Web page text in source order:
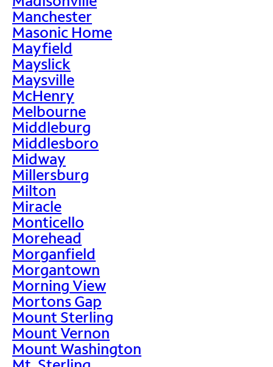
Manchester
Masonic Home
Mayfield
Mayslick
Maysville
McHenry
Melbourne
Middleburg
Middlesboro
Midway
Millersburg
Milton
Miracle
Monticello
Morehead
Morganfield
Morgantown
Morning View
Mortons Gap
Mount Sterling
Mount Vernon
Mount Washington